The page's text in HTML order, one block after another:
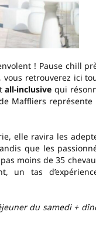
! Pause chill
retrouverez ici
all-inclusive qui
Maffliers représente
elle ravira les
que les
moins de 35
un tas
du samedi +